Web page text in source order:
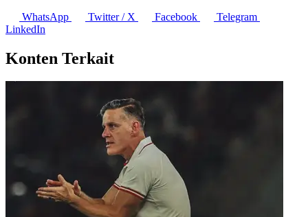
WhatsApp
Twitter / X Facebook
Telegram
LinkedIn
Konten Terkait